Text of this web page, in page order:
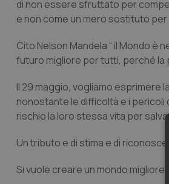
di non essere sfruttato per
e non come un mero sostituto
Cito Nelson Mandela “ il Mondo
futuro migliore per tutti, perché
Il 29 maggio, vogliamo
nonostante le difficoltà e i
rischio la loro stessa vita per
Un tributo e di stima e di
Si vuole creare un mondo